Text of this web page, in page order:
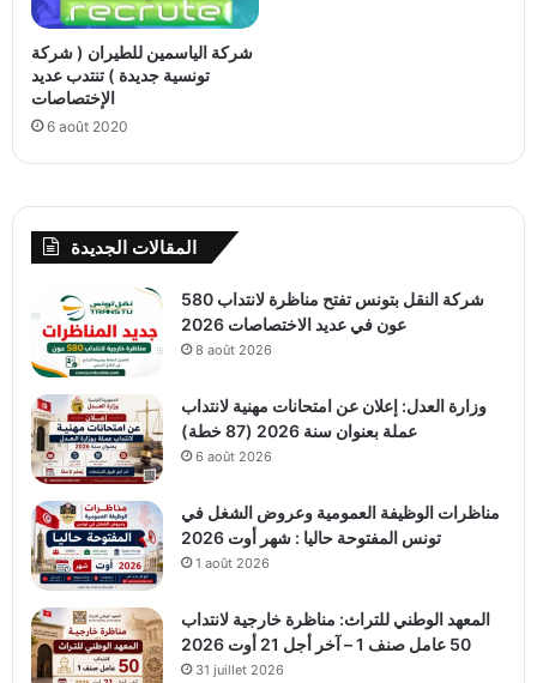
شركة الياسمين للطيران ( شركة
تونسية جديدة ) تنتدب عديد
الإختصاصات
6 août 2020
المقالات الجديدة
شركة النقل بتونس تفتح مناظرة لانتداب 580
عون في عديد الاختصاصات 2026
8 août 2026
وزارة العدل: إعلان عن امتحانات مهنية لانتداب
عملة بعنوان سنة 2026 (87 خطة)
6 août 2026
مناظرات الوظيفة العمومية وعروض الشغل في
تونس المفتوحة حاليا : شهر أوت 2026
1 août 2026
المعهد الوطني للتراث: مناظرة خارجية لانتداب
50 عامل صنف 1 – آخر أجل 21 أوت 2026
31 juillet 2026